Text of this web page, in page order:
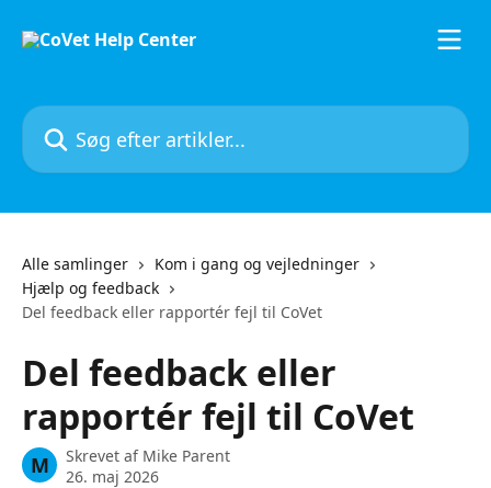
Søg efter artikler...
Alle samlinger
Kom i gang og vejledninger
Hjælp og feedback
Del feedback eller rapportér fejl til CoVet
Del feedback eller
rapportér fejl til CoVet
M Skrevet af Mike Parent
26. maj 2026